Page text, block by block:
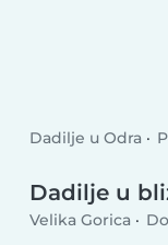
Dadilje u Odra
Dadilje u
Velika Gorica